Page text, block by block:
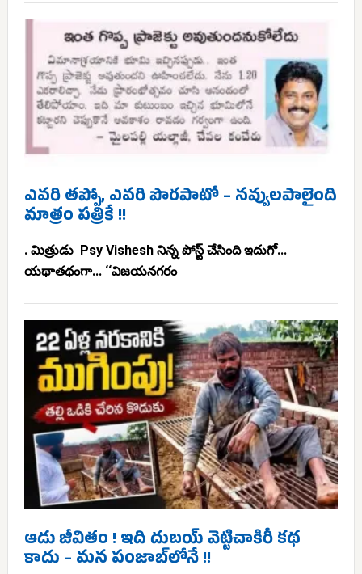
ఎవరి తప్పో, ఎవరి పొరపాటో – నవ్వులపాలైంది
మాత్రం పత్రికే !!
. మిత్రుడు Psy Vishesh నిన్న పోస్ట్ చేసింది ఇదుగో...
యథాతథంగా... ‘‘విజయనగరం
ఆడు జీవితం ! ఇది దుబయ్ వెట్టిచాకిరీ కథ
కాదు – మన పంజాబ్‌లోనే !!